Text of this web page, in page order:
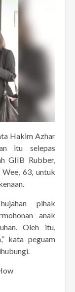
Hakim Azhar
itu selepas
GIIB Rubber,
63, untuk
pihak
anak
Oleh itu,
kata peguam